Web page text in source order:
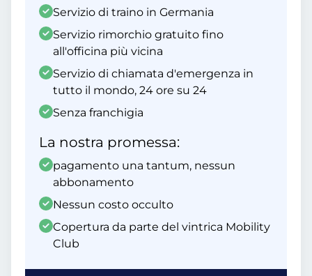
Servizio di traino in Germania
Servizio rimorchio gratuito fino
all'officina più vicina
Servizio di chiamata d'emergenza in
tutto il mondo, 24 ore su 24
Senza franchigia
La nostra promessa:
pagamento una tantum, nessun
abbonamento
Nessun costo occulto
Copertura da parte del vintrica Mobility
Club